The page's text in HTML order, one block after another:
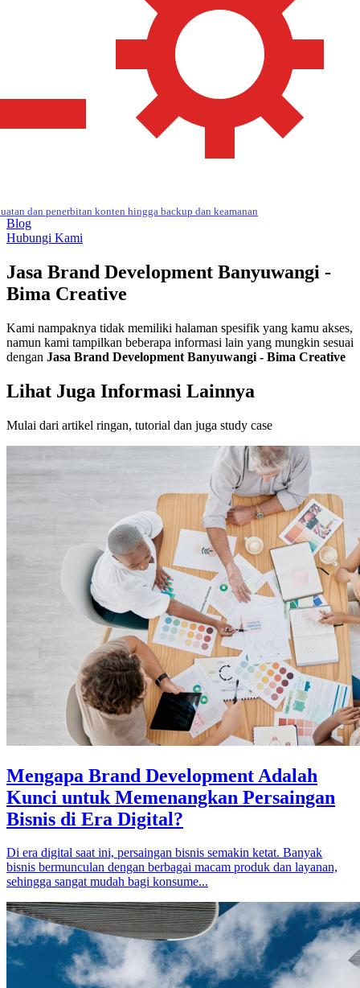
dan penerbitan konten hingga backup dan keamanan
Blog
Hubungi Kami
Jasa Brand Development Banyuwangi -
Bima Creative
Kami nampaknya tidak memiliki halaman spesifik yang kamu akses,
namun kami tampilkan beberapa informasi lain yang mungkin sesuai
dengan Jasa Brand Development Banyuwangi - Bima Creative
Lihat Juga Informasi Lainnya
Mulai dari artikel ringan, tutorial dan juga study case
Mengapa Brand Development Adalah
Kunci untuk Memenangkan Persaingan
Bisnis di Era Digital?
Di era digital saat ini, persaingan bisnis semakin ketat. Banyak
bisnis bermunculan dengan berbagai macam produk dan layanan,
sehingga sangat mudah bagi konsume...